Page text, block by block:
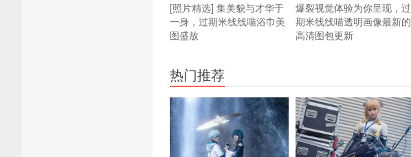
[照片精选] 集美貌与才华于
一身，过期米线线喵浴巾美
图盛放
爆裂视觉体验为你呈现，过
期米线线喵透明画像最新的
高清图包更新
热门推荐